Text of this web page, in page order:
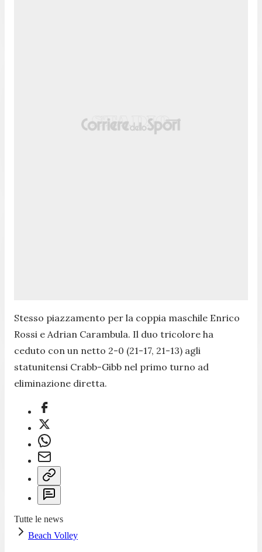
Stesso piazzamento per la coppia maschile Enrico
Rossi e Adrian Carambula. Il duo tricolore ha
ceduto con un netto 2-0 (21-17, 21-13) agli
statunitensi Crabb-Gibb nel primo turno ad
eliminazione diretta.
Tutte le news
Beach Volley